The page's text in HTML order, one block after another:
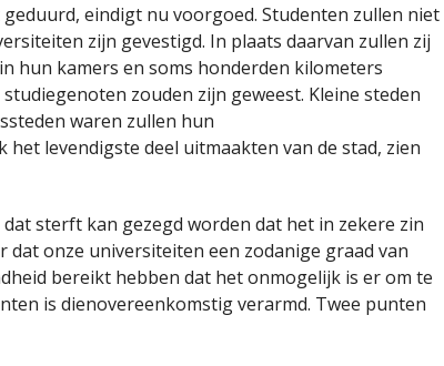
eindigt nu voorgoed. Studenten zullen niet
zijn gevestigd. In plaats daarvan zullen zij
hun kamers en soms honderden kilometers
zouden zijn geweest. Kleine steden
waren zullen hun
het levendigste deel uitmaakten van de stad, zien
sterft kan gezegd worden dat het in zekere zin
dat onze universiteiten een zodanige graad van
bereikt hebben dat het onmogelijk is er om te
is dienovereenkomstig verarmd. Twee punten